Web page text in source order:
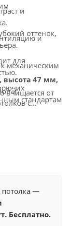
оттенок,
для
стандартам
и
и
механическим
очищается от
подходит
высота 47 мм,
и
с
потолка —
Бесплатно.